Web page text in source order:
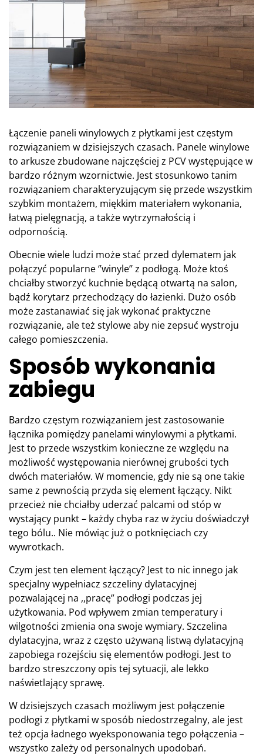
Łączenie paneli winylowych z płytkami jest częstym
rozwiązaniem w dzisiejszych czasach. Panele winylowe
to arkusze zbudowane najczęściej z PCV występujące w
bardzo różnym wzornictwie. Jest stosunkowo tanim
rozwiązaniem charakteryzującym się przede wszystkim
szybkim montażem, miękkim materiałem wykonania,
łatwą pielęgnacją, a także wytrzymałością i
odpornością.
Obecnie wiele ludzi może stać przed dylematem jak
połączyć popularne ‘’winyle’’ z podłogą. Może ktoś
chciałby stworzyć kuchnie będącą otwartą na salon,
bądź korytarz przechodzący do łazienki. Dużo osób
może zastanawiać się jak wykonać praktyczne
rozwiązanie, ale też stylowe aby nie zepsuć wystroju
całego pomieszczenia.
Sposób wykonania
zabiegu
Bardzo częstym rozwiązaniem jest zastosowanie
łącznika pomiędzy panelami winylowymi a płytkami.
Jest to przede wszystkim konieczne ze względu na
możliwość występowania nierównej grubości tych
dwóch materiałów. W momencie, gdy nie są one takie
same z pewnością przyda się element łączący. Nikt
przecież nie chciałby uderzać palcami od stóp w
wystający punkt – każdy chyba raz w życiu doświadczył
tego bólu.. Nie mówiąc już o potknięciach czy
wywrotkach.
Czym jest ten element łączący? Jest to nic innego jak
specjalny wypełniacz szczeliny dylatacyjnej
pozwalającej na ,,pracę” podłogi podczas jej
użytkowania. Pod wpływem zmian temperatury i
wilgotności zmienia ona swoje wymiary. Szczelina
dylatacyjna, wraz z często używaną listwą dylatacyjną
zapobiega rozejściu się elementów podłogi. Jest to
bardzo streszczony opis tej sytuacji, ale lekko
naświetlający sprawę.
W dzisiejszych czasach możliwym jest połączenie
podłogi z płytkami w sposób niedostrzegalny, ale jest
też opcja ładnego wyeksponowania tego połączenia –
wszystko zależy od personalnych upodobań.